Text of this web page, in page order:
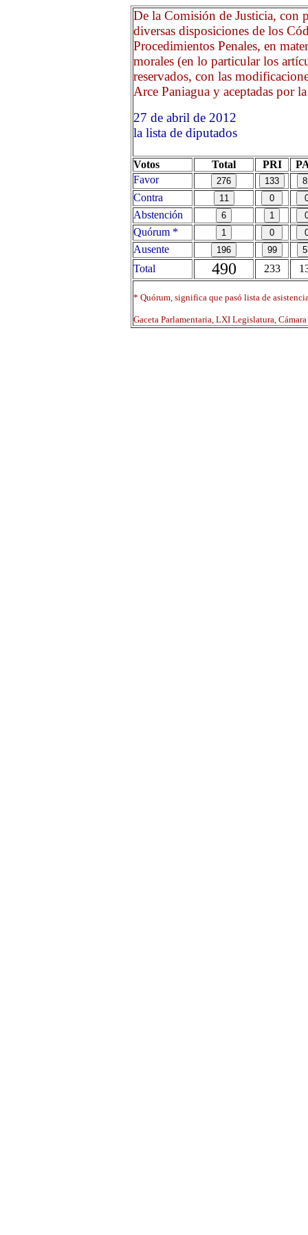
De la Comisión de Justicia, con
diversas disposiciones de los
Procedimientos Penales, en
morales (en lo particular los
reservados, con las
Arce Paniagua y aceptadas por
27 de abril de 2012
la lista de diputados
Votos Total PRI
Favor
Contra
Abstención
Quórum *
Ausente
Total
490 233
* Quórum, significa que pasó lista de
Gaceta Parlamentaria, LXI Legislatura,